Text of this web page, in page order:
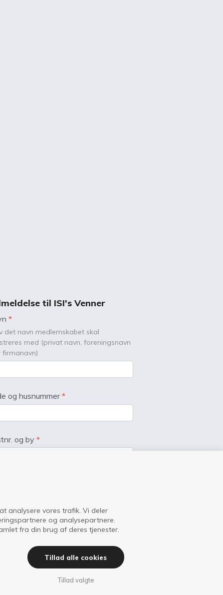
analysere vores trafik. Vi deler
og analysepartnere.
fra din brug af deres tjenester.
Tillad valgte
Tillad alle cookies
til ISI's Venner
*
det navn medlemskabet skal
med (privat navn, foreningsnavn
firmanavn)
og husnummer*
og by *
*
af medlemskab:*
Privat (kr. 100 årligt)